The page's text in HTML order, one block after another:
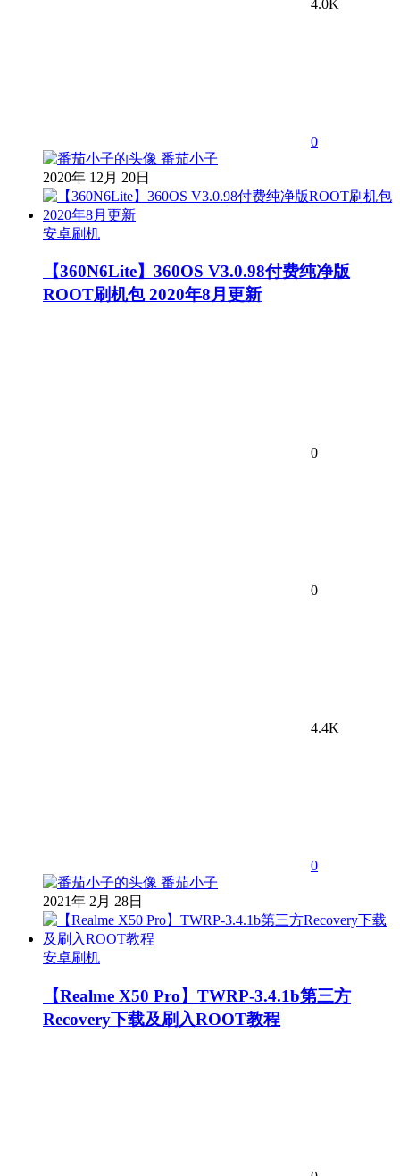
4.0K
0
番茄小子
2020年 12月 20日
安卓刷机
【360N6Lite】360OS V3.0.98付费纯净版
ROOT刷机包 2020年8月更新
0
0
4.4K
0
番茄小子
2021年 2月 28日
安卓刷机
【Realme X50 Pro】TWRP-3.4.1b第三方
Recovery下载及刷入ROOT教程